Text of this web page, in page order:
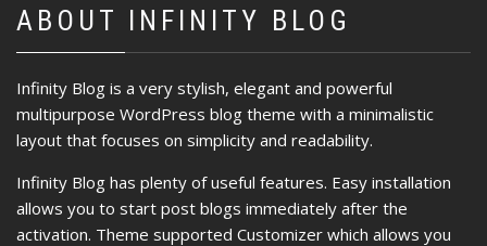
ABOUT INFINITY BLOG
Infinity Blog is a very stylish, elegant and powerful
multipurpose WordPress blog theme with a minimalistic
layout that focuses on simplicity and readability.
Infinity Blog has plenty of useful features. Easy installation
allows you to start post blogs immediately after the
activation. Theme supported Customizer which allows you